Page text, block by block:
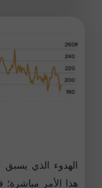
الهدوء الذي يسبق